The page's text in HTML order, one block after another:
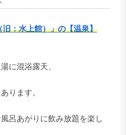
旧：水上館）」の【温泉】
に混浴露天、
ります。
呂あがりに飲み放題を楽し